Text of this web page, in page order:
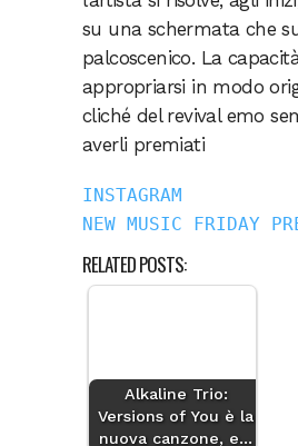
su una schermata che
palcoscenico. La
appropriarsi in modo
cliché del revival emo
averli premiati
INSTAGRAM
NEW MUSIC FRIDAY
RELATED POSTS:
Alkaline Trio:
Versions of You è la
nuova canzone, e…